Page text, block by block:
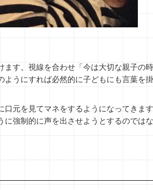
す。視線を合わせ「今は大切な親子の
うにすれば必然的に子どもにも言葉を
元を見てマネをするようになってきま
強制的に声を出させようとするのでは